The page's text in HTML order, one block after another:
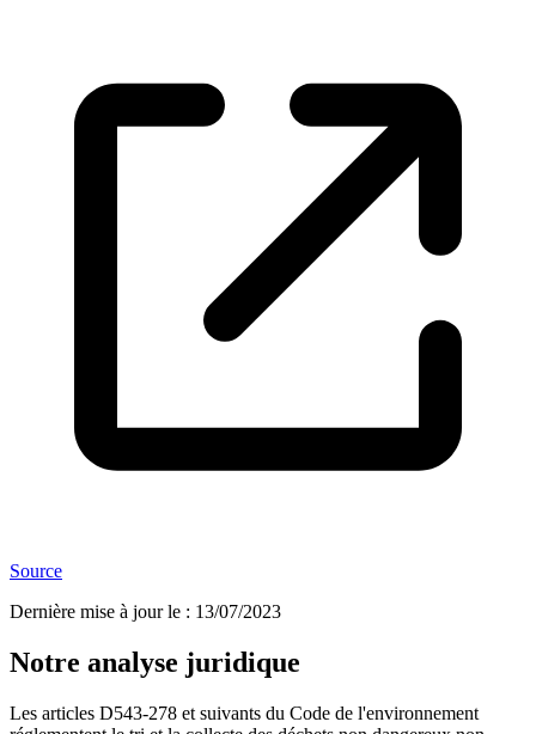
Source
Dernière mise à jour le : 13/07/2023
Notre analyse juridique
Les articles D543-278 et suivants du Code de l'environnement